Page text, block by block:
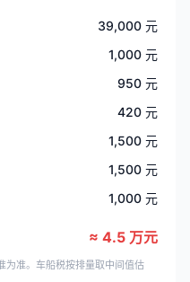
39,000 元
1,000 元
950 元
420 元
1,500 元
1,500 元
1,000 元
≈ 4.5 万元
为准。车船税按排量取中间值估